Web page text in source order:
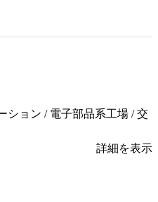
ション / 電子部品系工場 / 交
詳細を表示